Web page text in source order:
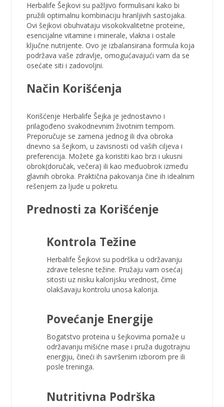
Herbalife Šejkovi su pažljivo formulisani kako bi
pružili optimalnu kombinaciju hranljivih sastojaka.
Ovi šejkovi obuhvataju visokokvalitetne proteine,
esencijalne vitamine i minerale, vlakna i ostale
ključne nutrijente. Ovo je izbalansirana formula koja
podržava vaše zdravlje, omogućavajući vam da se
osećate siti i zadovoljni.
Način Korišćenja
Korišćenje Herbalife Šejka je jednostavno i
prilagođeno svakodnevnim životnim tempom.
Preporučuje se zamena jednog ili dva obroka
dnevno sa šejkom, u zavisnosti od vaših ciljeva i
preferencija. Možete ga koristiti kao brzi i ukusni
obrok(doručak, večera) ili kao međuobrok između
glavnih obroka. Praktična pakovanja čine ih idealnim
rešenjem za ljude u pokretu.
Prednosti za Korišćenje
Kontrola Težine
Herbalife Šejkovi su podrška u održavanju
zdrave telesne težine. Pružaju vam osećaj
sitosti uz nisku kalorijsku vrednost, čime
olakšavaju kontrolu unosa kalorija.
Povećanje Energije
Bogatstvo proteina u šejkovima pomaže u
održavanju mišićne mase i pruža dugotrajnu
energiju, čineći ih savršenim izborom pre ili
posle treninga.
Nutritivna Podrška